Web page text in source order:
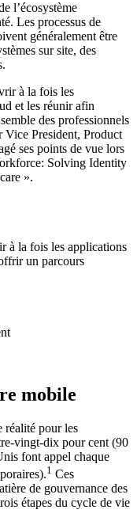
l’écosystème
Les processus de
généralement être
sur site, des
à la fois les
et les réunir afin
des professionnels
Vice President, Product
ses points de vue lors
Solving Identity
».
à la fois les applications
un parcours
mobile
réalité pour les
vingt-dix pour cent (90
font appel chaque
1 Ces
de gouvernance des
étapes du cycle de vie